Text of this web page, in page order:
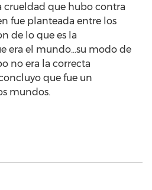
crueldad que hubo contra
fue planteada entre los
de lo que es la
era el mundo…su modo de
no era la correcta
que fue un
mundos.